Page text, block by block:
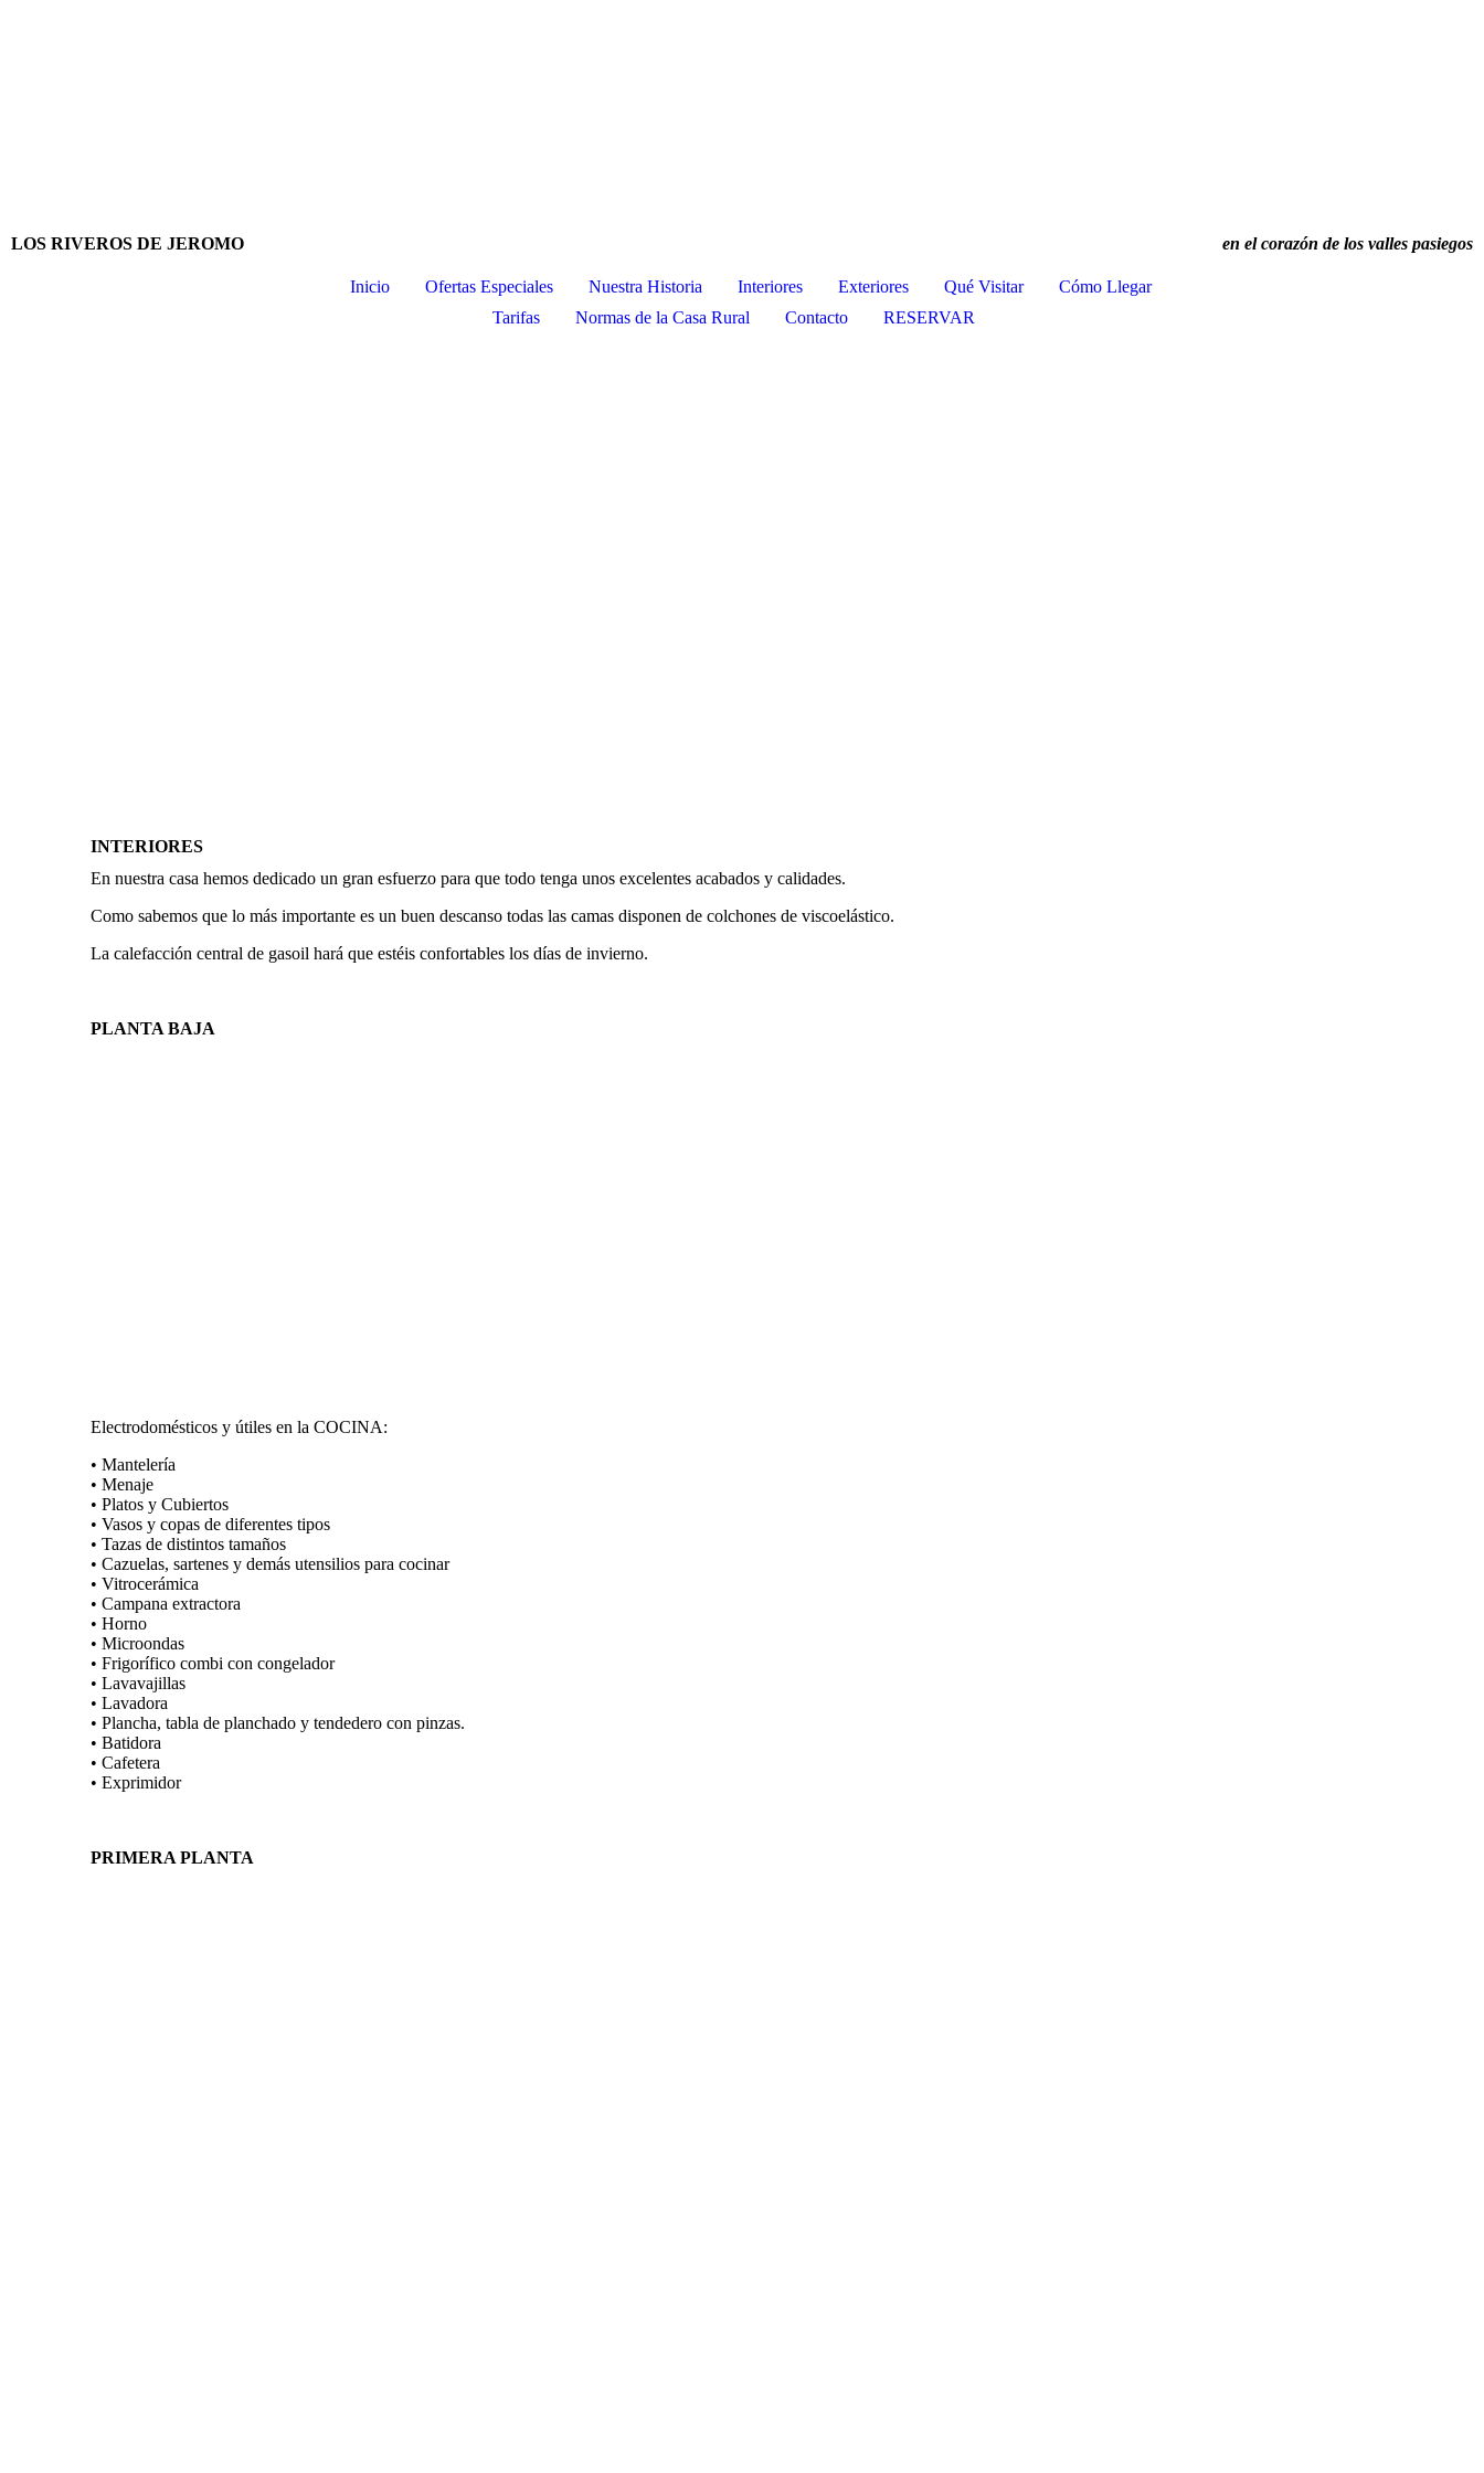
LOS RIVEROS DE JEROMO en el corazón de los valles pasiegos
Inicio Ofertas Especiales Nuestra Historia Interiores Exteriores Qué Visitar
Cómo Llegar
Tarifas
Normas de la Casa Rural Contacto RESERVAR
INTERIORES
En nuestra casa hemos dedicado un gran esfuerzo para que todo tenga unos excelentes acabados y calidades.
Como sabemos que lo más importante es un buen descanso todas las camas disponen de colchones de viscoelástico.
La calefacción central de gasoil hará que estéis confortables los días de invierno.
PLANTA BAJA
Electrodomésticos y útiles en la COCINA:
• Mantelería
• Menaje
• Platos y Cubiertos
• Vasos y copas de diferentes tipos
• Tazas de distintos tamaños
• Cazuelas, sartenes y demás utensilios para cocinar
• Vitrocerámica
• Campana extractora
• Horno
• Microondas
• Frigorífico combi con congelador
• Lavavajillas
• Lavadora
• Plancha, tabla de planchado y tendedero con pinzas.
• Batidora
• Cafetera
• Exprimidor
PRIMERA PLANTA